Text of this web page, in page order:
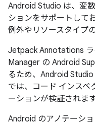
Android Studio は、変
ションをサポートして
例外やリソースタイプ
Jetpack Annotations
Manager の Android
るため、Android
では、コード インスペ
ーションが検証されます
Android のアノテーシ